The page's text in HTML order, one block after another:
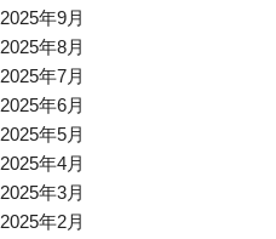
2025年9月
2025年8月
2025年7月
2025年6月
2025年5月
2025年4月
2025年3月
2025年2月